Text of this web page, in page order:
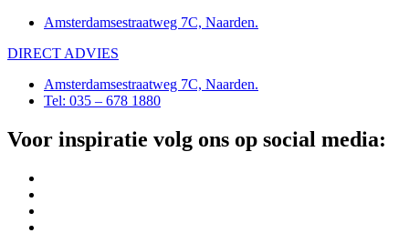
Amsterdamsestraatweg 7C, Naarden.
DIRECT ADVIES
Amsterdamsestraatweg 7C, Naarden.
Tel: 035 – 678 1880
Voor inspiratie volg ons op social media: